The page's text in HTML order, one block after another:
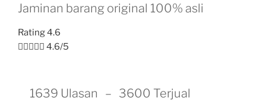
Jaminan barang original 100% asli
Rating 4.6
 4.6/5
1639 Ulasan – 3600 Terjual